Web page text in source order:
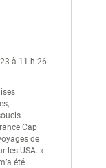
à 11 h 26
Cap
de
les USA. »
été